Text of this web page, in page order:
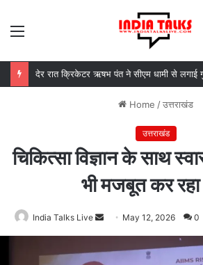
Home /उत्तराखंड
उत्तराखंड
चिकित्सा विज्ञान के साथ
भी मजबूत कर
India Talks Live
Send
an
email
May 12, 2026 0